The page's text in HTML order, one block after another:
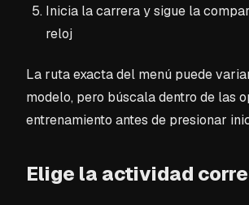
Inicia la carrera y sigue la
reloj
La ruta exacta del menú puede
modelo, pero búscala dentro de las
entrenamiento antes de presionar
Elige la actividad